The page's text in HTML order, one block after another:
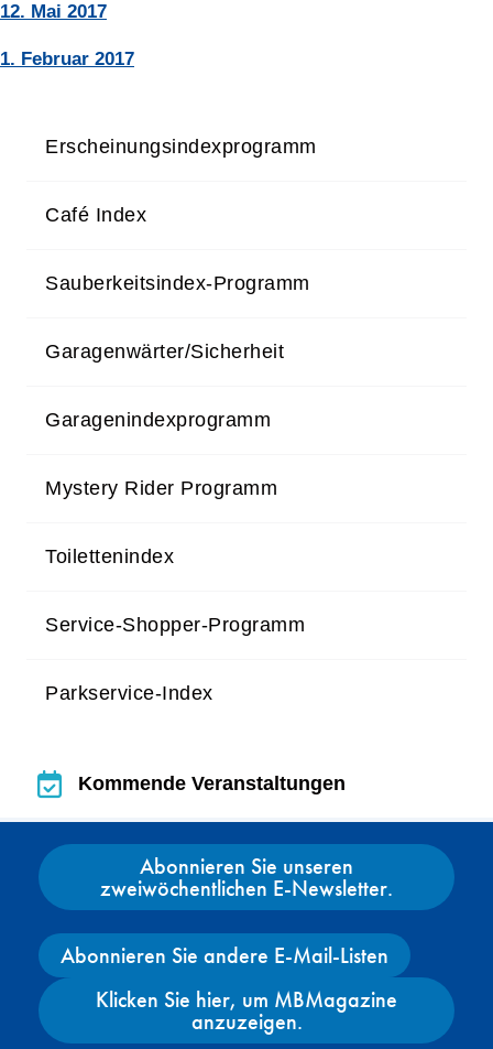
12. Mai 2017
1. Februar 2017
Erscheinungsindexprogramm
Café Index
Sauberkeitsindex-Programm
Garagenwärter/Sicherheit
Garagenindexprogramm
Mystery Rider Programm
Toilettenindex
Service-Shopper-Programm
Parkservice-Index
Kommende Veranstaltungen
Kommende Veranstaltungen
Abonnieren Sie unseren
zweiwöchentlichen E-Newsletter.
Abonnieren Sie andere E-Mail-Listen
Klicken Sie hier, um MBMagazine
anzuzeigen.